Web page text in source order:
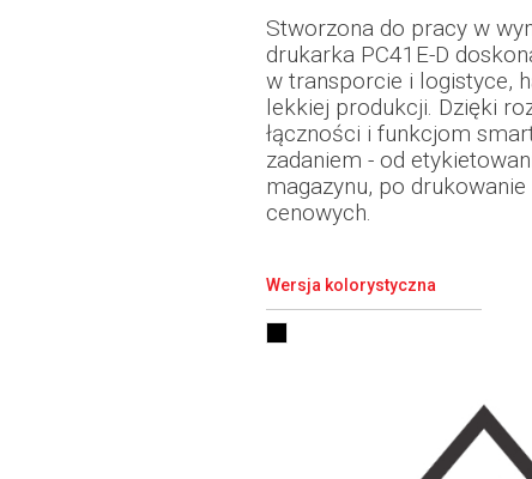
Stworzona do pracy w
drukarka PC41E-D
w transporcie i logistyce,
lekkiej produkcji. Dzięki
łączności i funkcjom
zadaniem - od
magazynu, po
cenowych.
Wersja kolorystyczna